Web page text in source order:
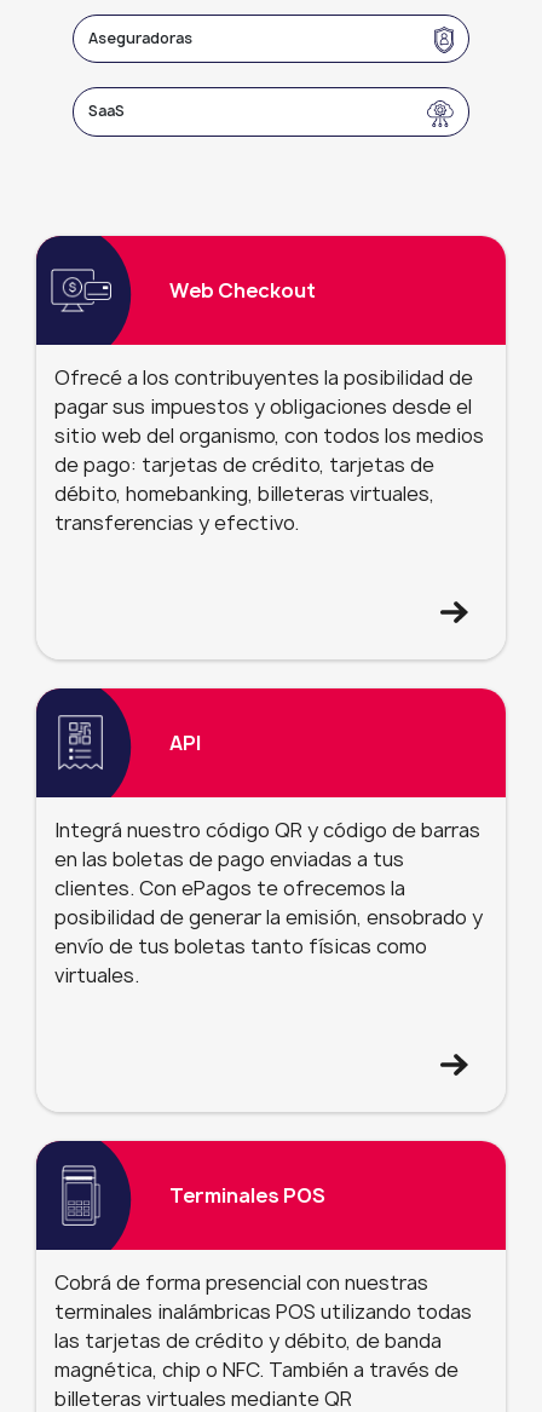
Aseguradoras
SaaS
Web Checkout
Ofrecé a los contribuyentes la posibilidad de
pagar sus impuestos y obligaciones desde el
sitio web del organismo, con todos los medios
de pago: tarjetas de crédito, tarjetas de
débito, homebanking, billeteras virtuales,
transferencias y efectivo.
API
Integrá nuestro código QR y código de barras
en las boletas de pago enviadas a tus
clientes. Con ePagos te ofrecemos la
posibilidad de generar la emisión, ensobrado y
envío de tus boletas tanto físicas como
virtuales.
Terminales POS
Cobrá de forma presencial con nuestras
terminales inalámbricas POS utilizando todas
las tarjetas de crédito y débito, de banda
magnética, chip o NFC. También a través de
billeteras virtuales mediante QR